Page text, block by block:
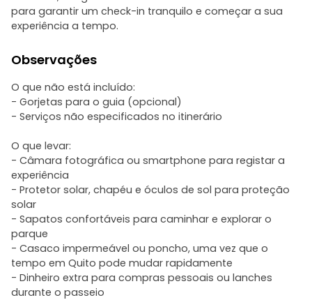
para garantir um check-in tranquilo e começar a sua
experiência a tempo.
Observações
O que não está incluído:
- Gorjetas para o guia (opcional)
- Serviços não especificados no itinerário
O que levar:
- Câmara fotográfica ou smartphone para registar a
experiência
- Protetor solar, chapéu e óculos de sol para proteção
solar
- Sapatos confortáveis para caminhar e explorar o
parque
- Casaco impermeável ou poncho, uma vez que o
tempo em Quito pode mudar rapidamente
- Dinheiro extra para compras pessoais ou lanches
durante o passeio